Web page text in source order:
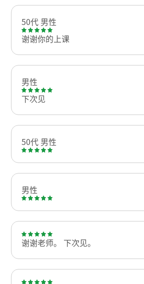
50代 男性
谢谢你的上课
男性
下次见
50代 男性
男性
谢谢老师。 下次见。